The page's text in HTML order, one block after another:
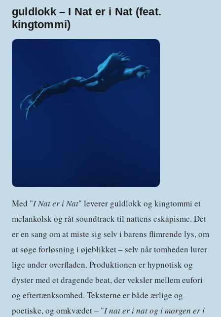
guldlokk – I Nat er i Nat (feat.
kingtommi)
Med "I Nat er i Nat" leverer guldlokk og kingtommi et
melankolsk og råt soundtrack til nattens eskapisme. Det
er en sang om at miste sig selv i barens flimrende lys, om
at søge forløsning i øjeblikket – selv når tomheden lurer
lige under overfladen. Produktionen er hypnotisk og
dyster med et dragende beat, der veksler mellem eufori
og eftertænksomhed. Teksterne er både ærlige og
poetiske, og omkvædet – "I nat er i nat og i morgen er i